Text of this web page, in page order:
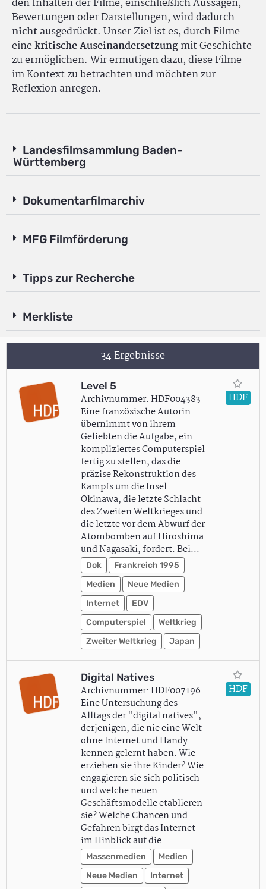
den Inhalten der Filme, einschließlich Aussagen,
Bewertungen oder Darstellungen, wird dadurch
nichtausgedrückt. Unser Ziel ist es, durch Filme
einekritische Auseinandersetzungmit Geschichte
zu ermöglichen. Wir ermutigen dazu, diese Filme
im Kontext zu betrachten und möchten zur
Reflexion anregen.
Landesfilmsammlung Baden-
Württemberg
Dokumentarfilmarchiv
MFG Filmförderung
Tipps zur Recherche
Merkliste
34 Ergebnisse
Level 5
Archivnummer: HDF004383
Eine französische Autorin
übernimmt von ihrem
Geliebten die Aufgabe, ein
kompliziertes Computerspiel
fertig zu stellen, das die
präzise Rekonstruktion des
Kampfs um die Insel
Okinawa, die letzte Schlacht
des Zweiten Weltkrieges und
die letzte vor dem Abwurf der
Atombomben auf Hiroshima
und Nagasaki, fordert. Bei…
Dok
Frankreich 1995
Medien
Neue Medien
Internet
EDV
Computerspiel
Weltkrieg
Zweiter Weltkrieg
Japan
HDF
Digital Natives
Archivnummer: HDF007196
Eine Untersuchung des
Alltags der "digital natives",
derjenigen, die nie eine Welt
ohne Internet und Handy
kennen gelernt haben. Wie
erziehen sie ihre Kinder? Wie
engagieren sie sich politisch
und welche neuen
Geschäftsmodelle etablieren
sie? Welche Chancen und
Gefahren birgt das Internet
im Hinblick auf die…
Massenmedien
Medien
Neue Medien
Internet
HDF